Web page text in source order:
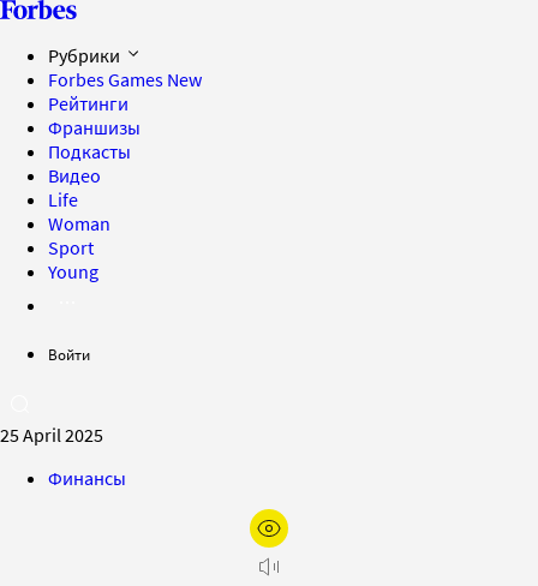
Рубрики
Forbes Games New
Рейтинги
Франшизы
Подкасты
Видео
Life
Woman
Sport
Young
Войти
25 April 2025
Финансы